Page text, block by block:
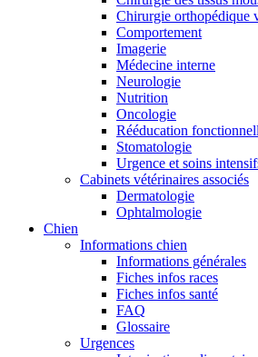
Chirurgie orthopédique
Comportement
Imagerie
Médecine interne
Neurologie
Nutrition
Oncologie
Rééducation
Stomatologie
Urgence et soins
Cabinets vétérinaires associés
Dermatologie
Ophtalmologie
Chien
Informations chien
Informations générales
Fiches infos races
Fiches infos santé
FAQ
Glossaire
Urgences